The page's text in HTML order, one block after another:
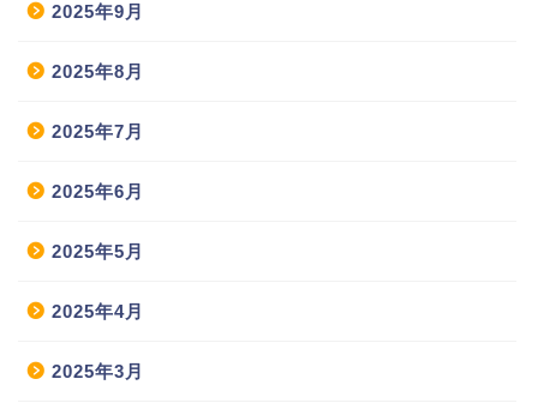
2025年9月
2025年8月
2025年7月
2025年6月
2025年5月
2025年4月
2025年3月